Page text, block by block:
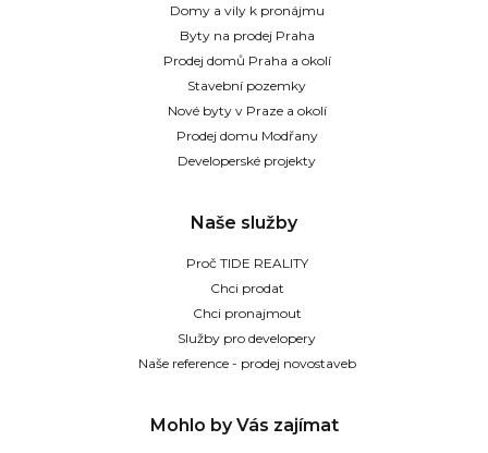
Domy a vily k pronájmu
Byty na prodej Praha
Prodej domů Praha a okolí
Stavební pozemky
Nové byty v Praze a okolí
Prodej domu Modřany
Developerské projekty
Naše služby
Proč TIDE REALITY
Chci prodat
Chci pronajmout
Služby pro developery
Naše reference - prodej novostaveb
Mohlo by Vás zajímat